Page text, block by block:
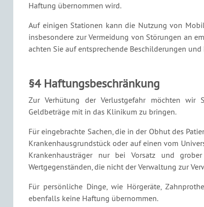
Haftung übernommen wird.
Auf einigen Stationen kann die Nutzung von
insbesondere zur Vermeidung von Störungen an
achten Sie auf entsprechende Beschilderungen
§4 Haftungsbeschränkung
Zur Verhütung der Verlustgefahr möchten wir
Geldbeträge mit in das Klinikum zu bringen.
Für eingebrachte Sachen, die in der Obhut des
Krankenhausgrundstück oder auf einen vom
Krankenhausträger nur bei Vorsatz und
Wertgegenständen, die nicht der Verwaltung zur
Für persönliche Dinge, wie Hörgeräte,
ebenfalls keine Haftung übernommen.